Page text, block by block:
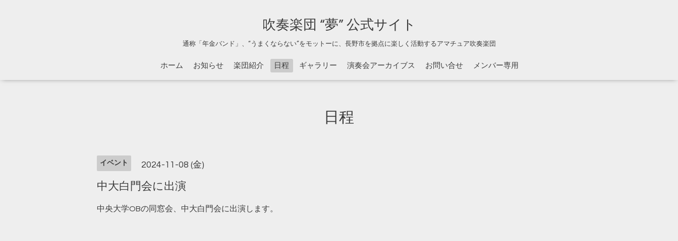
吹奏楽団 “夢” 公式サイト
通称「年金バンド」、“うまくならない”をモットーに、長野市を拠点に楽しく活動するアマチュア吹奏楽団
ホーム お知らせ 楽団紹介 日程 ギャラリー 演奏会アーカイブス お問い合せ メンバー専用
日程
イベント 2024-11-08 (金)
中大白門会に出演
中央大学OBの同窓会、中大白門会に出演します。